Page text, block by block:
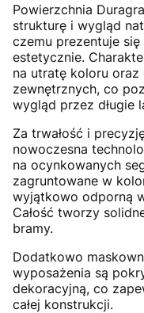
Powierzchnia
strukturę i wygląd
czemu prezentuje
estetycznie.
na utratę koloru oraz
zewnętrznych, co
wygląd przez długie
Za trwałość i
nowoczesna
na ocynkowanych
zagruntowane w
wyjątkowo odporną
Całość tworzy
bramy.
Dodatkowo
wyposażenia są
dekoracyjną, co
całej konstrukcji.